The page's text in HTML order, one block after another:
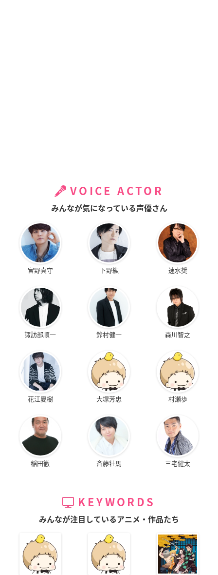
VOICE ACTOR
みんなが気になっている声優さん
宮野真守 下野紘 速水奨
諏訪部順一 鈴村健一 森川智之
花江夏樹 大塚芳忠 村瀬歩
稲田徹 斉藤壮馬 三宅健太
KEYWORDS
みんなが注目しているアニメ・作品たち